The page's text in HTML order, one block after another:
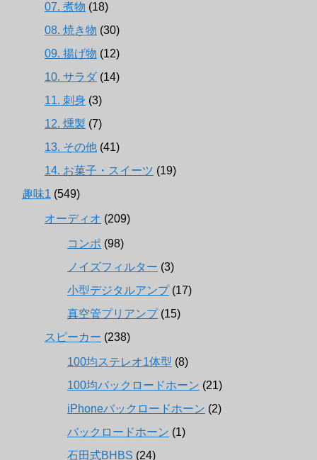
07. 煮物 (18)
08. 焼き物 (30)
09. 揚げ物 (12)
10. サラダ (14)
11. 刺身 (3)
12. 燻製 (7)
13. その他 (41)
14. お菓子・スイーツ (19)
趣味1 (549)
オーディオ (209)
コンポ (98)
ノイズフィルター (3)
小型デジタルアンプ(17)
真空管プリアンプ(15)
スピーカー (238)
100均ステレオ1体型 (8)
100均バックロードホーン (21)
iPhoneバックロードホーン (2)
バックロードホーン (1)
石田式BHBS (24)